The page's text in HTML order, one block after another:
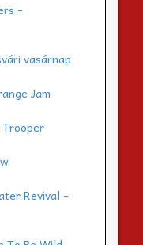
-
vasárnap
Jam
Revival -